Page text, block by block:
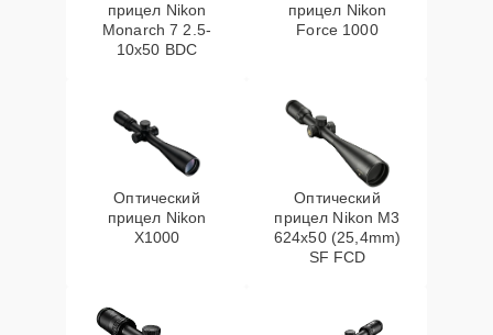
прицел Nikon
Monarch 7 2.5-
10x50 BDC
прицел Nikon
Force 1000
Оптический
прицел Nikon
X1000
Оптический
прицел Nikon M3
624x50 (25,4mm)
SF FCD